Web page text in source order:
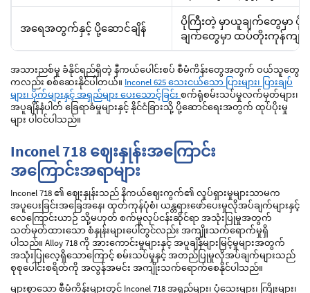
အရေအတွက်နှင့် ပို့ဆောင်ချိန်
ပိုကြီးတဲ့ မှာယူချက်တွေမှာ ပိုက
ချက်တွေမှာ ထပ်တိုးကုန်ကျ
အသားညစ်မှု ခံနိုင်ရည်ရှိတဲ့ နီကယ်ပေါင်းစပ် စီမံကိန်းတွေအတွက် ဝယ်သူတွေ
ကလည်း စစ်ဆေးနိုင်ပါတယ်။ Inconel 625 သေးငယ်သော ပြားများ၊ ပြားချပ်
များ၊ ပိုက်များနှင့် အရှည်များ ပေးသောင့်ခြင်း စက်ရုံစမ်းသပ်မှုလက်မှတ်များ၊
အပူချိန်နံပါတ် ခြေရာခံမှုများနှင့် နိုင်ငံခြားသို့ ပို့ဆောင်ရေးအတွက် ထုပ်ပိုးမှု
များ ပါဝင်ပါသည်။
Inconel 718 ဈေးနှုန်းအကြောင်း
အကြောင်းအရာများ
Inconel 718 ၏ ဈေးနှုန်းသည် နိကယ်ဈေးကွက်၏ လှုပ်ရှားမှုများသာမက
အပူပေးခြင်းအခြေအနေ၊ ထုတ်ကုန်ပုံစံ၊ ယန္တရားဖော်ပေးမှုလိုအပ်ချက်များနှင့်
လေကြောင်းယာဉ် သို့မဟုတ် စက်မှုလုပ်ငန်းဆိုင်ရာ အသုံးပြုမှုအတွက်
သတ်မှတ်ထားသော စံနှုန်းများပေါ်တွင်လည်း အကျိုးသက်ရောက်မှုရှိ
ပါသည်။ Alloy 718 ကို အားကောင်းမှုများနှင့် အပူချိန်များမြင့်မှုများအတွက်
အသုံးပြုလေ့ရှိသောကြောင့် စမ်းသပ်မှုနှင့် အတည်ပြုမှုလိုအပ်ချက်များသည်
စုစုပေါင်းစရိတ်ကို အလွန်အမင်း အကျိုးသက်ရောက်စေနိုင်ပါသည်။
များစွာသော စီမံကိန်းများတွင် Inconel 718 အရှည်များ၊ ပုံသေးများ၊ ကြိုးများ၊